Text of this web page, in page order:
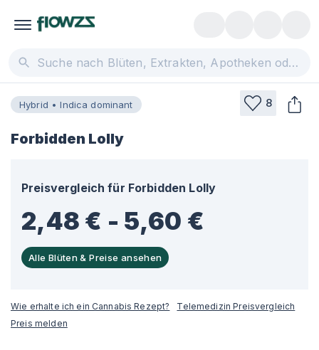
Hybrid • Indica dominant 8
Forbidden Lolly
Preisvergleich für Forbidden Lolly
2,48 € - 5,60 €
Alle Blüten & Preise ansehen
Wie erhalte ich ein Cannabis Rezept?
Telemedizin Preisvergleich
Preis melden